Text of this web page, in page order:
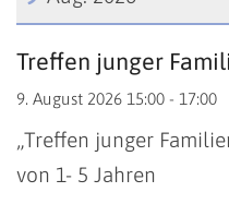
Datum: 9. August 2026
Treffen junger
9. August 2026 15:00 - 17:00
„Treffen junger
von 1- 5 Jahren